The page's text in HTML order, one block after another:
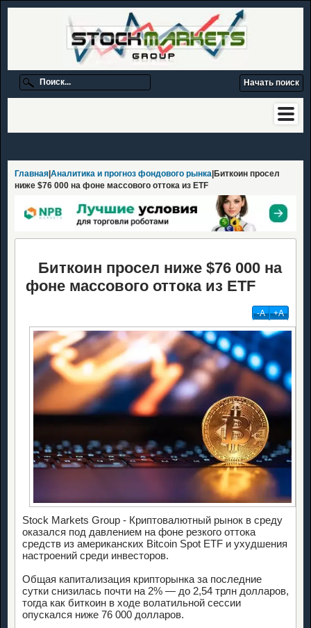
Главная Аналитика и прогноз фондового рынка |Биткоин просел
ниже $76 000 на фоне массового оттока из ETF
Биткоин просел ниже $76 000 на
фоне массового оттока из ETF
-А +А
Stock Markets Group - Криптовалютный рынок в среду
оказался под давлением на фоне резкого оттока
средств из американских Bitcoin Spot ETF и ухудшения
настроений среди инвесторов.
Общая капитализация крипторынка за последние
сутки снизилась почти на 2% — до 2,54 трлн долларов,
тогда как биткоин в ходе волатильной сессии
опускался ниже 76 000 долларов.